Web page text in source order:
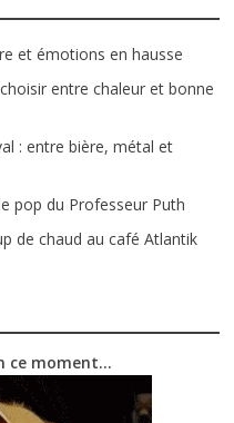
et émotions en hausse
entre chaleur et bonne
: entre bière, métal et
pop du Professeur Puth
de chaud au café Atlantik
ce moment…